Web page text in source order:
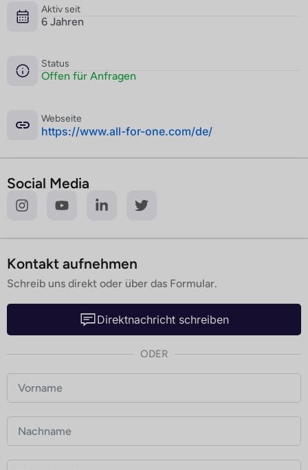
Aktiv seit
6 Jahren
Status
Offen für Anfragen
Webseite
­https://www.all-for-one.com/de/
Social Media
Kontakt aufnehmen
Schreib uns direkt oder über das Formular.
Direktnachricht schreiben
ODER